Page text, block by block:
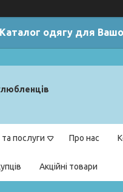
Каталог одягу для
послуги Про нас
Акційні товари